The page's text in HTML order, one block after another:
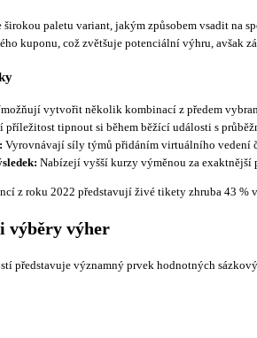
širokou paletu variant, jakým způsobem vsadit na
kuponu, což zvětšuje potenciální výhru, avšak
vytvořit několik kombinací z předem
příležitost tipnout si během běžící události s
Vyrovnávají síly týmů přidáním virtuálního vedení
Nabízejí vyšší kurzy výměnou za
z roku 2022 představují živé tikety zhruba 43
výběry výher
představuje významný prvek hodnotných